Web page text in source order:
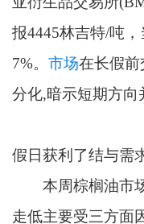
报4445林吉特/吨
7%。 市场在长假
分化,暗示短期方向
假日获利了结与需
本周棕榈油市场
走低主要受三方面